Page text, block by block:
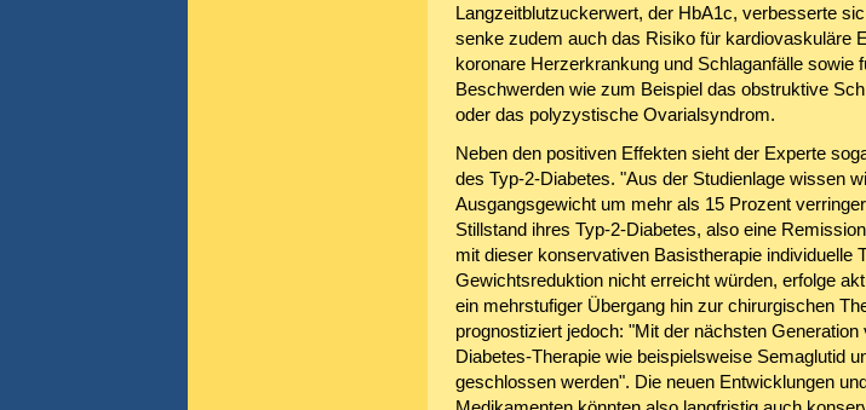
Langzeitblutzuckerwert, der HbA1c, verbesserte
senke zudem auch das Risiko für kardiovaskuläre
koronare Herzerkrankung und Schlaganfälle sowie
Beschwerden wie zum Beispiel das obstruktive
oder das polyzystische Ovarialsyndrom.
Neben den positiven Effekten sieht der Experte
des Typ-2-Diabetes. "Aus der Studienlage wissen
Ausgangsgewicht um mehr als 15 Prozent
Stillstand ihres Typ-2-Diabetes, also eine
mit dieser konservativen Basistherapie individuelle
Gewichtsreduktion nicht erreicht würden, erfolge
ein mehrstufiger Übergang hin zur chirurgischen
prognostiziert jedoch: "Mit der nächsten
Diabetes-Therapie wie beispielsweise Semaglutid
geschlossen werden". Die neuen Entwicklungen